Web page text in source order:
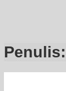
Penulis: